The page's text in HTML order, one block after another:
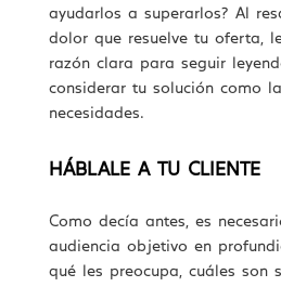
ayudarlos a superarlos? Al
dolor que resuelve tu oferta,
razón clara para seguir
considerar tu solución como
necesidades.
HÁBLALE A TU CLIENTE
Como decía antes, es
audiencia objetivo en
qué les preocupa, cuáles son